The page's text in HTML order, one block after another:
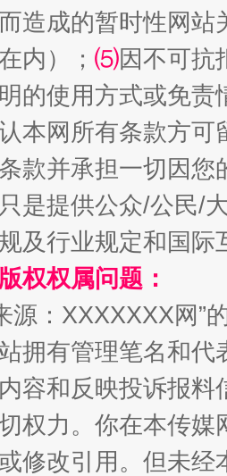
罪" "炒
次搞定
造成的暂时性网
内）； ⑸因不可抗
的使用方式或免责
本网所有条款方
款并承担一切因
是提供公众/公民/
及行业规定和国
权权属问题：
源：XXXXXXX网”
拥有管理笔名和
容和反映投诉报
权力。你在本传
修改引用。但未